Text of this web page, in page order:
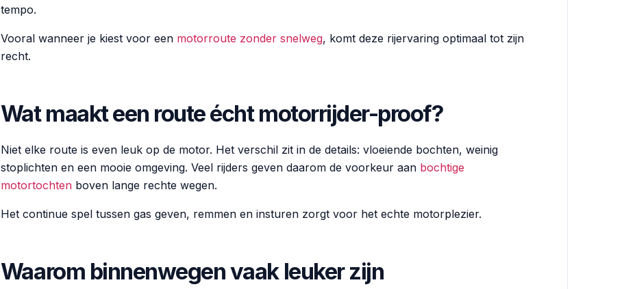
tempo.
Vooral wanneer je kiest voor een motorroute zonder snelweg, komt deze rijervaring optimaal tot zijn
recht.
Wat maakt een route écht motorrijder-proof?
Niet elke route is even leuk op de motor. Het verschil zit in de details: vloeiende bochten, weinig
stoplichten en een mooie omgeving. Veel rijders geven daarom de voorkeur aan bochtige
motortochtenboven lange rechte wegen.
Het continue spel tussen gas geven, remmen en insturen zorgt voor het echte motorplezier.
Waarom binnenwegen vaak leuker zijn